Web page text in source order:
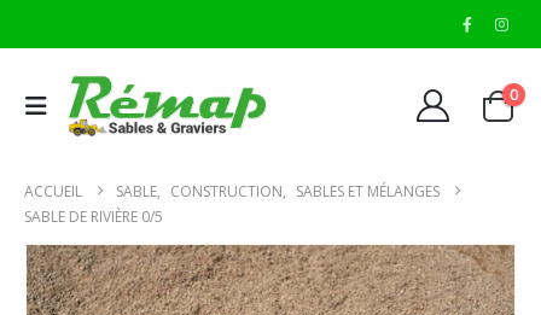
0
ACCUEIL SABLE, CONSTRUCTION, SABLES ET MÉLANGES
SABLE DE RIVIÈRE 0/5